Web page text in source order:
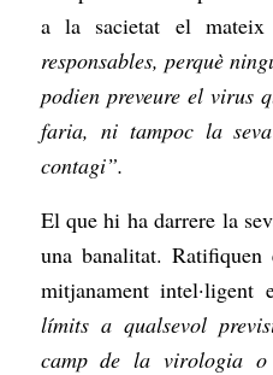
a la sacietat el mateix
responsables, perquè
podien preveure el virus
faria, ni tampoc la
contagi”.
El que hi ha darrere la
una banalitat.
mitjanament
límits a qualsevol
camp de la virologia